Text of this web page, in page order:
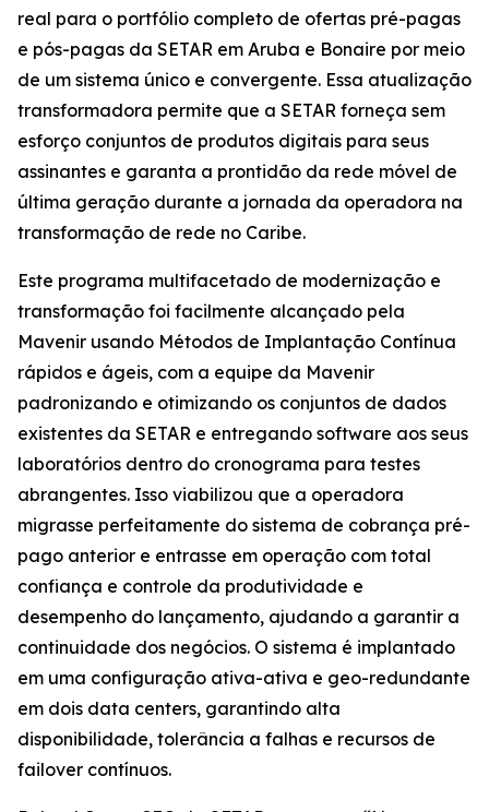
real para o portfólio completo de ofertas pré-pagas
e pós-pagas da SETAR em Aruba e Bonaire por meio
de um sistema único e convergente. Essa atualização
transformadora permite que a SETAR forneça sem
esforço conjuntos de produtos digitais para seus
assinantes e garanta a prontidão da rede móvel de
última geração durante a jornada da operadora na
transformação de rede no Caribe.
Este programa multifacetado de modernização e
transformação foi facilmente alcançado pela
Mavenir usando Métodos de Implantação Contínua
rápidos e ágeis, com a equipe da Mavenir
padronizando e otimizando os conjuntos de dados
existentes da SETAR e entregando software aos seus
laboratórios dentro do cronograma para testes
abrangentes. Isso viabilizou que a operadora
migrasse perfeitamente do sistema de cobrança pré-
pago anterior e entrasse em operação com total
confiança e controle da produtividade e
desempenho do lançamento, ajudando a garantir a
continuidade dos negócios. O sistema é implantado
em uma configuração ativa-ativa e geo-redundante
em dois data centers, garantindo alta
disponibilidade, tolerância a falhas e recursos de
failover contínuos.